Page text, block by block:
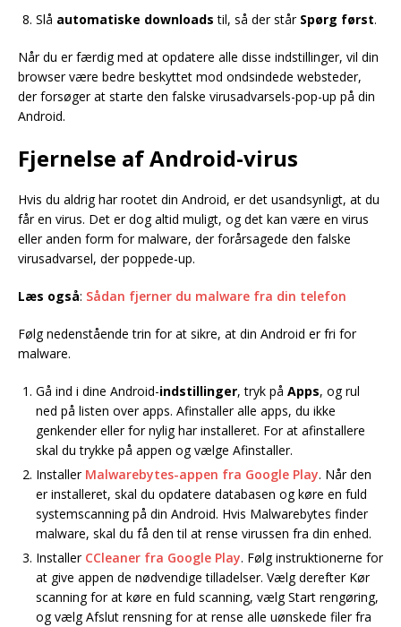
Slå automatiske downloads til, så der står Spørg først.
Når du er færdig med at opdatere alle disse indstillinger, vil din
browser være bedre beskyttet mod ondsindede websteder,
der forsøger at starte den falske virusadvarsels-pop-up på din
Android.
Fjernelse af Android-virus
Hvis du aldrig har rootet din Android, er det usandsynligt, at du
får en virus. Det er dog altid muligt, og det kan være en virus
eller anden form for malware, der forårsagede den falske
virusadvarsel, der poppede-up.
Læs også: Sådan fjerner du malware fra din telefon
Følg nedenstående trin for at sikre, at din Android er fri for
malware.
Gå ind i dine Android-indstillinger, tryk på Apps, og rul
ned på listen over apps. Afinstaller alle apps, du ikke
genkender eller for nylig har installeret. For at afinstallere
skal du trykke på appen og vælge Afinstaller.
Installer Malwarebytes-appen fra Google Play. Når den
er installeret, skal du opdatere databasen og køre en fuld
systemscanning på din Android. Hvis Malwarebytes finder
malware, skal du få den til at rense virussen fra din enhed.
Installer CCleaner fra Google Play. Følg instruktionerne for
at give appen de nødvendige tilladelser. Vælg derefter Kør
scanning for at køre en fuld scanning, vælg Start rengøring,
og vælg Afslut rensning for at rense alle uønskede filer fra